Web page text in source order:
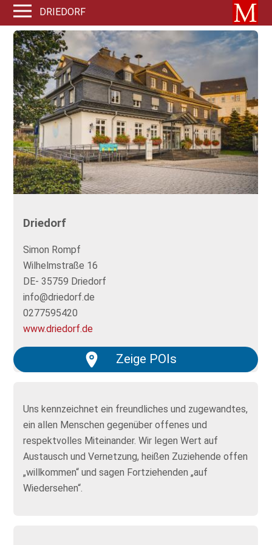
DRIEDORF
Driedorf
Simon Rompf
Wilhelmstraße 16
DE- 35759 Driedorf
info@driedorf.de
0277595420
www.driedorf.de
Zeige POIs
Uns kennzeichnet ein freundliches und zugewandtes,
ein allen Menschen gegenüber offenes und
respektvolles Miteinander. Wir legen Wert auf
Austausch und Vernetzung, heißen Zuziehende offen
„willkommen“ und sagen Fortziehenden „auf
Wiedersehen“.